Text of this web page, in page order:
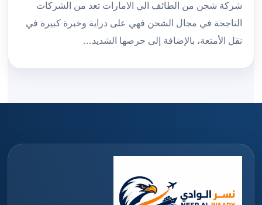
شركة شحن من الطائف الي الامارات تعد من الشركات
الناجحة في مجال الشحن فهي على دراية وخبرة كبيرة في
نقل الأمتعة، بالإضافة إلى حرصها الشديد…